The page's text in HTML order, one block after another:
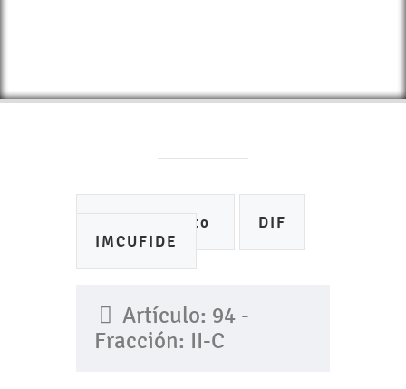
Ayuntamiento
DIF
IMCUFIDE
Artículo: 94 -
Fracción: II-C